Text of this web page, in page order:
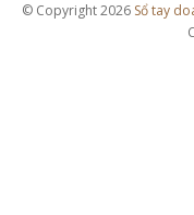
© Copyright 2026 Sổ tay